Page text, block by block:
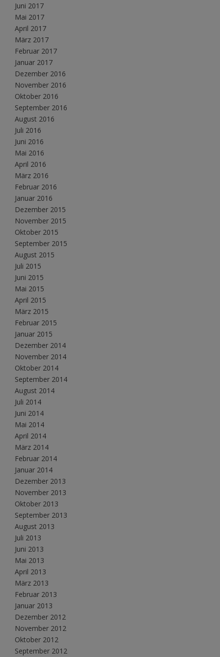
Juni 2017
Mai 2017
April 2017
März 2017
Februar 2017
Januar 2017
Dezember 2016
November 2016
Oktober 2016
September 2016
August 2016
Juli 2016
Juni 2016
Mai 2016
April 2016
März 2016
Februar 2016
Januar 2016
Dezember 2015
November 2015
Oktober 2015
September 2015
August 2015
Juli 2015
Juni 2015
Mai 2015
April 2015
März 2015
Februar 2015
Januar 2015
Dezember 2014
November 2014
Oktober 2014
September 2014
August 2014
Juli 2014
Juni 2014
Mai 2014
April 2014
März 2014
Februar 2014
Januar 2014
Dezember 2013
November 2013
Oktober 2013
September 2013
August 2013
Juli 2013
Juni 2013
Mai 2013
April 2013
März 2013
Februar 2013
Januar 2013
Dezember 2012
November 2012
Oktober 2012
September 2012